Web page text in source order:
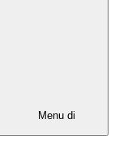
Menu di